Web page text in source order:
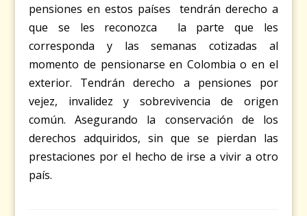
pensiones en estos países tendrán derecho a
que se les reconozca la parte que les
corresponda y las semanas cotizadas al
momento de pensionarse en Colombia o en el
exterior. Tendrán derecho a pensiones por
vejez, invalidez y sobrevivencia de origen
común. Asegurando la conservación de los
derechos adquiridos, sin que se pierdan las
prestaciones por el hecho de irse a vivir a otro
país.